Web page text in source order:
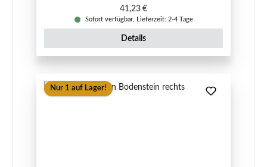
Regulärer Preis:
41,23 €
Sofort verfügbar, Lieferzeit: 2-4 Tage
Details
Nur 1 auf Lager!